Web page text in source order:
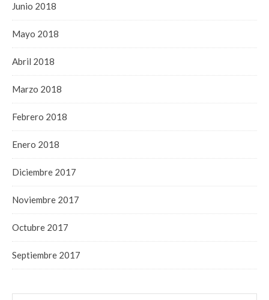
Junio 2018
Mayo 2018
Abril 2018
Marzo 2018
Febrero 2018
Enero 2018
Diciembre 2017
Noviembre 2017
Octubre 2017
Septiembre 2017